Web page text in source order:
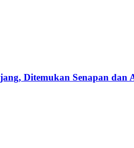
Ditemukan Senapan dan